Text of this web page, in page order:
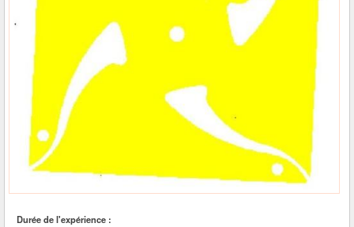
Durée de l'expérience :